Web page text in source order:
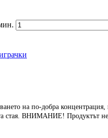
на по-добра
стая. ВНИМАНИЕ! Продуктът не